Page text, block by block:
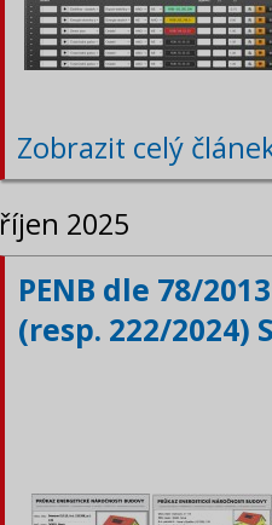
Zobrazit celý
říjen 2025
PENB dle 78/
(resp. 222/2024)